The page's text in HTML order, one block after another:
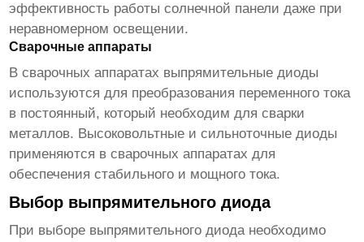
эффективность работы солнечной панели даже при
неравномерном освещении.
Сварочные аппараты
В сварочных аппаратах выпрямительные диоды
используются для преобразования переменного тока
в постоянный, который необходим для сварки
металлов. Высоковольтные и сильноточные диоды
применяются в сварочных аппаратах для
обеспечения стабильного и мощного тока.
Выбор выпрямительного диода
При выборе выпрямительного диоданеобходимо